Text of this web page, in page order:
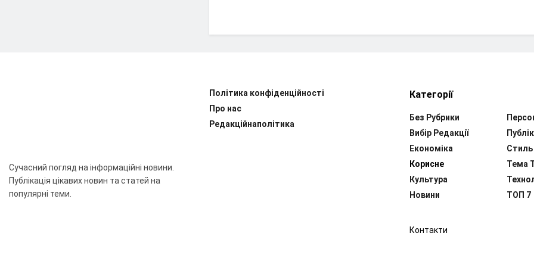
Сучасний погляд на інформаційні новини.
Публікація цікавих новин та статей на
популярні теми.
Політика конфіденційності
Про нас
Редакційнаполітика
Категорії
Без Рубрики
Вибір Редакції
Економіка
Корисне
Культура
Новини
Тема
ТОП 7
Контакти